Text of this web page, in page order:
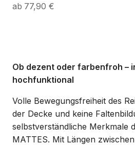
77,90 €
Ob dezent oder farbenfroh –
hochfunktional
Volle Bewegungsfreiheit des
der Decke und keine
selbstverständliche Merkmale
MATTES. Mit Längen